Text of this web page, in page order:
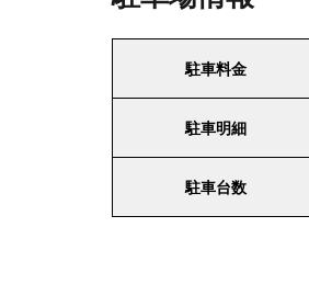
駐車料金
駐車明細
駐車台数